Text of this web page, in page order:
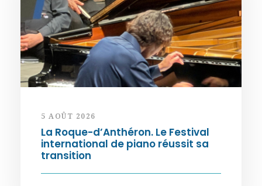
5 AOÛT 2026
La Roque-d’Anthéron. Le Festival
international de piano réussit sa
transition